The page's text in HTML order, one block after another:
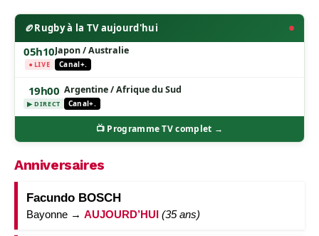
🏉Rugby à la TV aujourd'hui
05h10
● LIVE
Japon / Australie
Canal+.
19h00
▶ DIRECT
Argentine / Afrique du Sud
Canal+.
📺 Programme TV complet →
Anniversaires
Facundo BOSCH
Bayonne → AUJOURD’HUI (35 ans)